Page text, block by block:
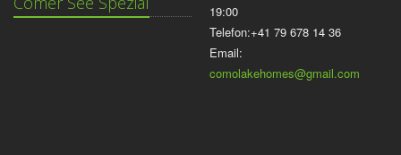
19:00
Telefon:+41 79 678 14 36
Email:
comolakehomes@gmail.com